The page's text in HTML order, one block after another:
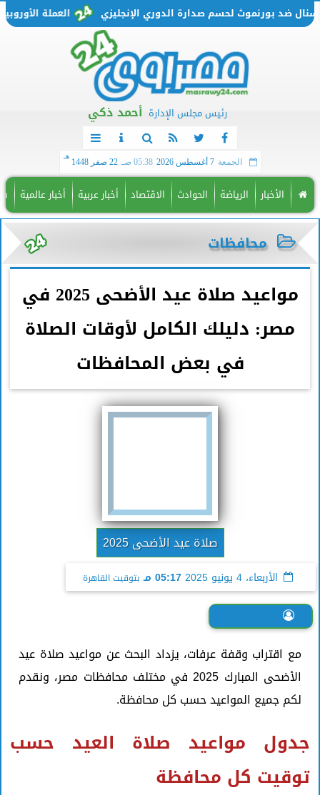
العملة الأوروبية تتحرك من جديد.. بورنموث لحسم صدارة الدوري الإنجليزي
رئيس مجلس الإدارة أحمد ذكي
الجمعة 7 أغسطس 2026 05:38 صـ 22 صفر 1448
هـ
الأخبار الرياضة الحوادث الاقتصاد أخبار عربية أخبار عالمية
محافظات
مواعيد صلاة عيد الأضحى 2025 في
مصر: دليلك الكامل لأوقات الصلاة
في بعض المحافظات
صلاة عيد الأضحى 2025
الأربعاء، 4 يونيو 2025 05:17 مـ بتوقيت القاهرة
مع اقتراب وقفة عرفات، يزداد البحث عن مواعيد صلاة عيد
الأضحى المبارك 2025 في مختلف محافظات مصر، ونقدم
لكم جميع المواعيد حسب كل محافظة.
جدول مواعيد صلاة العيد حسب
توقيت كل محافظة